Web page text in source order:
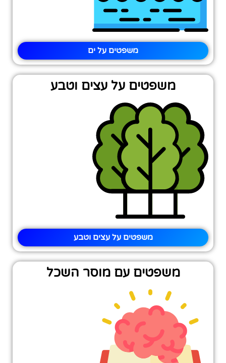
משפטים על ים
משפטים על עצים וטבע
משפטים על עצים וטבע
משפטים עם מוסר השכל